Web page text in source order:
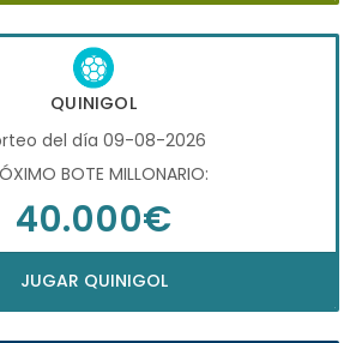
QUINIGOL
del día 09-08-2026
BOTE MILLONARIO:
40.000€
JUGAR QUINIGOL